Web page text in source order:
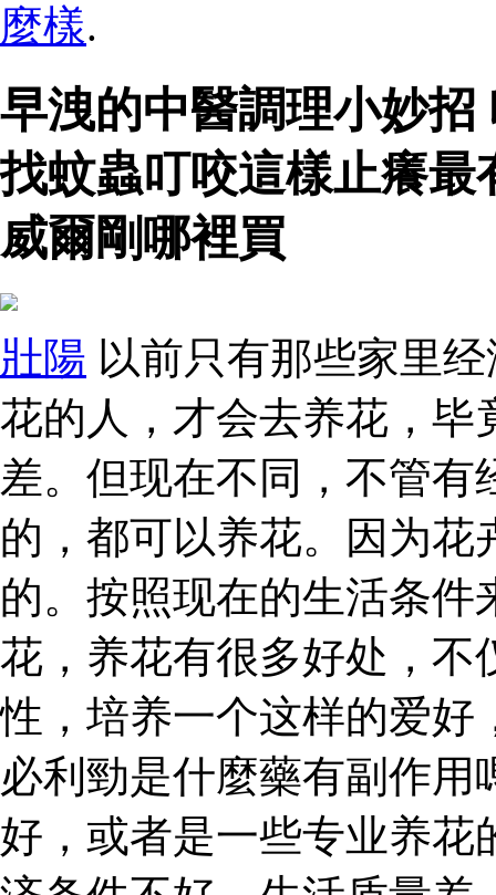
麼樣.
早洩的中醫調理小妙
找蚊蟲叮咬這樣止癢
威爾剛哪裡買
壯陽 以前只有那些家里
花的人，才会去养花，毕
差。但现在不同，不管
的，都可以养花。因为
的。按照现在的生活条
花，养花有很多好处，不
性，培养一个这样的爱好
必利勁是什麼藥有副作
好，或者是一些专业养花